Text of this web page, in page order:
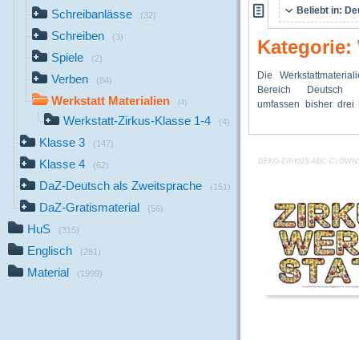
Schreibanlässe (32)
Schreiben (3)
Spiele (2)
Verben (84)
Werkstatt Materialien (4)
Werkstatt-Zirkus-Klasse 1-4 (4)
Klasse 3 (147)
Klasse 4 (62)
DaZ-Deutsch als Zweitsprache (151)
DaZ-Gratismaterial (56)
HuS (315)
Englisch (281)
Material (1999)
Beliebt in:
Die
Bereich
umfassen bisher drei
zu den Themen:
Dateien), Wohnen
(rund 230
Lesewerkstatt Paula
DEKO-ZIRKUS-ABC-